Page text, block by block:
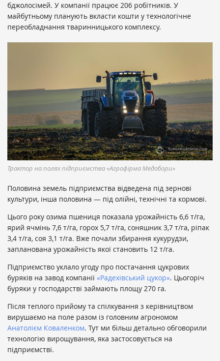
бджолосімей. У компанії працює 206 робітників. У
майбутньому планують вкласти кошти у технологічне
переобладнання тваринницького комплексу.
Трактор на полях підприємства «Агрофірма Медобори»
Половина земель підприємства відведена під зернові
культури, інша половина — під олійні, технічні та кормові.
Цього року озима пшениця показала урожайність 6,6 т/га,
ярий ячмінь 7,6 т/га, горох 5,7 т/га, соняшник 3,7 т/га, ріпак
3,4 т/га, соя 3,1 т/га. Вже почали збирання кукурудзи,
запланована урожайність якої становить 12 т/га.
Підприємство уклало угоду про постачання цукрових
буряків на завод компанії «Радехівський цукор». Цьогоріч
буряки у господарстві займають площу 270 га.
Після теплого прийому та спілкування з керівництвом
вирушаємо на поле разом із головним агрономом
Анатолієм Коваленком. Тут ми більш детально обговорили
технологію вирощування, яка застосовується на
підприємстві.